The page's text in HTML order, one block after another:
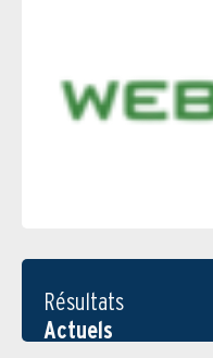
Résultats
Actuels